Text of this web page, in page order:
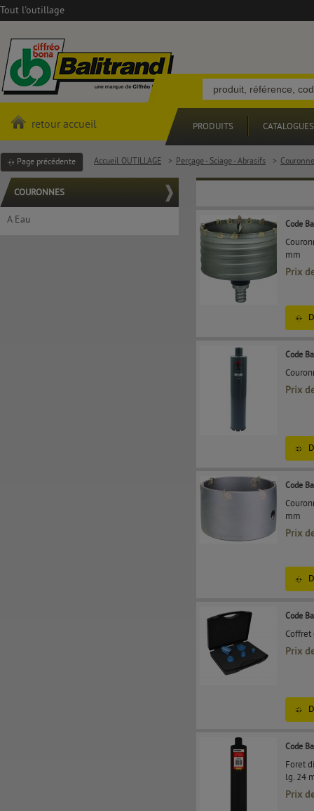
Tout l'outillage
retour accueil PRODUITS CATALOGUES
Page précédente Accueil OUTILLAGE > Perçage - Sciage - Abrasifs >
COURONNES
A Eau Code
mm
Prix
Code
Prix
Code
mm
Prix
Code
Coffret
Prix
Code
Foret
lg. 24
Prix